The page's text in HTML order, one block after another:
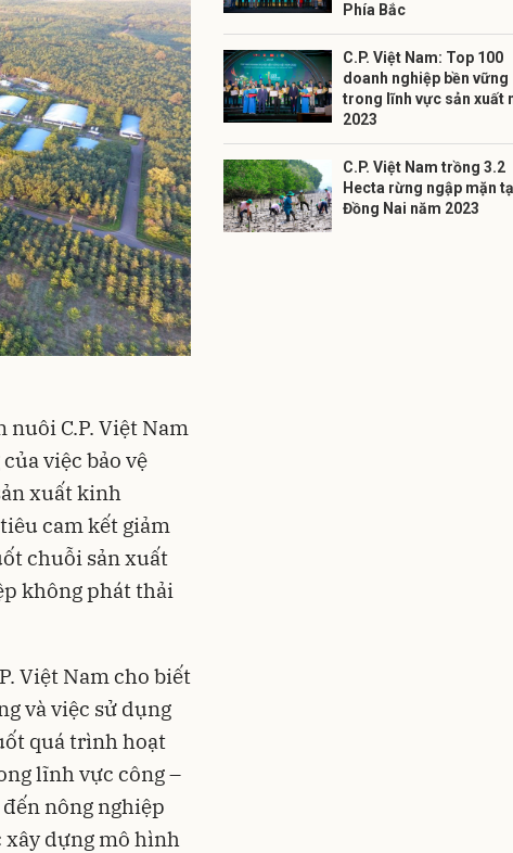
nuôi C.P. Việt Nam
việc bảo vệ
xuất kinh
cam kết giảm
chuỗi sản xuất
không phát thải
Việt Nam cho biết
và việc sử dụng
quá trình hoạt
lĩnh vực công –
nông nghiệp
xây dựng mô hình
Phía Bắc
C.P. Việt Nam: Top 100
doanh nghiệp bền vững
trong lĩnh vực sản xuất
2023
C.P. Việt Nam trồng 3.2
Hecta rừng ngập mặn
Đồng Nai năm 2023